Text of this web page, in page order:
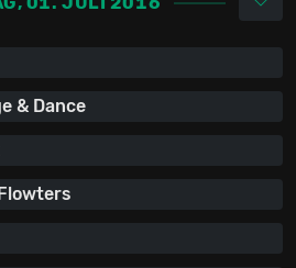
& Dance